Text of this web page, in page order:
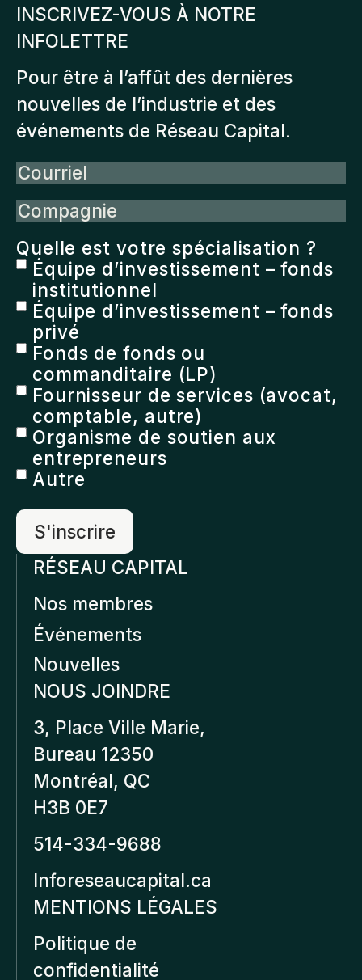
INSCRIVEZ-VOUS À NOTRE
INFOLETTRE
Pour être à l’affût des dernières
nouvelles de l’industrie et des
événements de Réseau Capital.
Courriel
Compagnie
Quelle est votre spécialisation ?
Équipe d’investissement – fonds
institutionnel
Équipe d’investissement – fonds
privé
Fonds de fonds ou
commanditaire (LP)
Fournisseur de services (avocat,
comptable, autre)
Organisme de soutien aux
entrepreneurs
Autre
RÉSEAU CAPITAL
Nos membres
Événements
Nouvelles
NOUS JOINDRE
3, Place Ville Marie,
Bureau 12350
Montréal, QC
H3B 0E7
514-334-9688
Inforeseaucapital.ca
MENTIONS LÉGALES
Politique de
confidentialité